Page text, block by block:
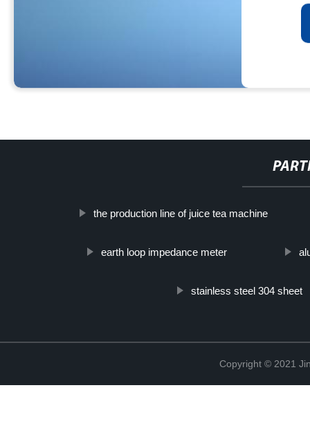
the production line of juice tea machine
earth loop impedance meter
stainless steel 304 sheet
Copyright © 2021